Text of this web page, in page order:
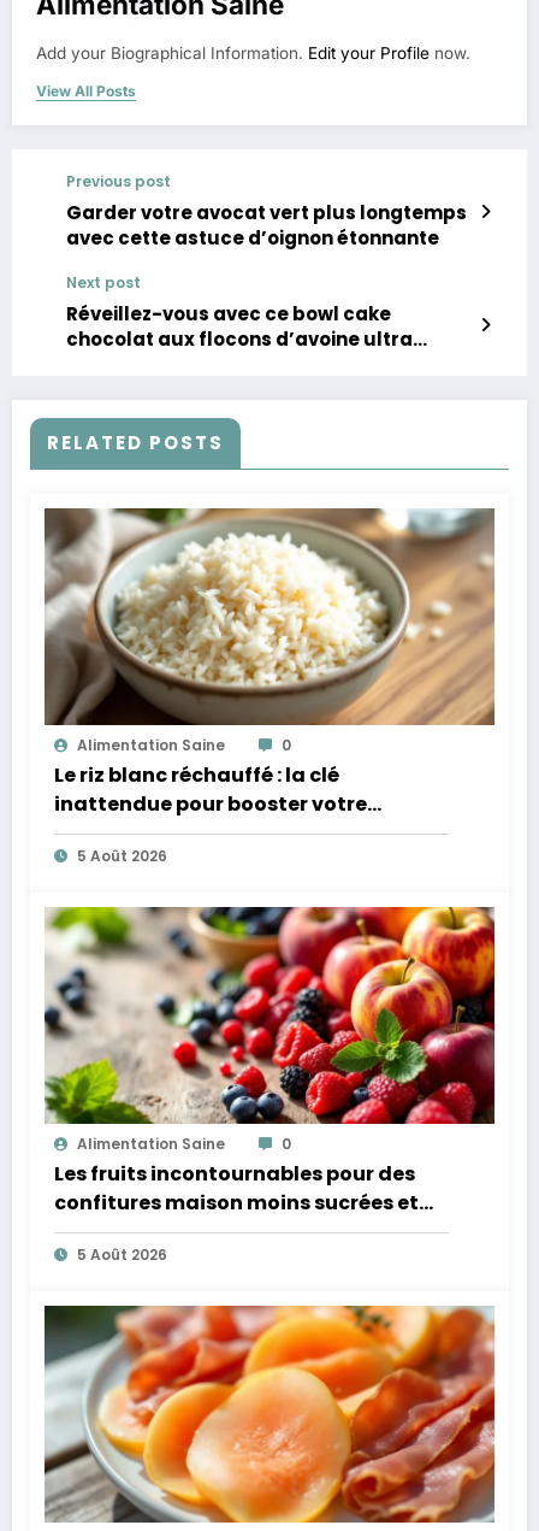
Add your Biographical Information. Edit your Profile now.
View All Posts
Previous post
Garder votre avocat vert plus longtemps
avec cette astuce d’oignon étonnante
Next post
Réveillez-vous avec ce bowl cake
chocolat aux flocons d’avoine ultra
RELATED POSTS
Alimentation Saine 0
Le riz blanc réchauffé : la clé
inattendue pour booster votre
microbiote
5 Août 2026
Alimentation Saine 0
Les fruits incontournables pour des
confitures maison moins sucrées et
plus légères
5 Août 2026